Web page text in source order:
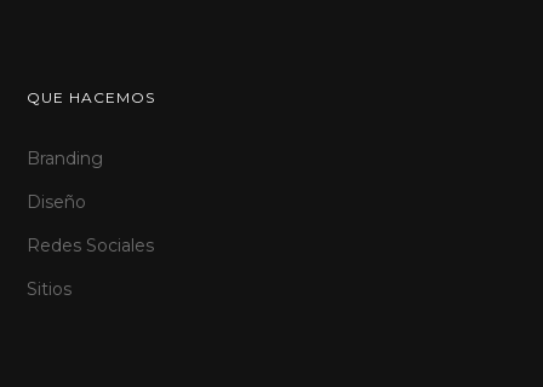
QUE HACEMOS
Branding
Diseño
Redes Sociales
Sitios